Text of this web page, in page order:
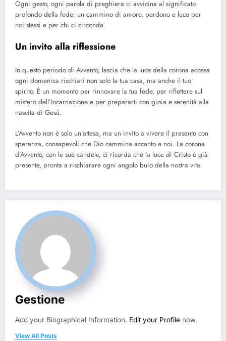
Ogni gesto, ogni parola di preghiera ci avvicina al significato
profondo della fede: un cammino di amore, perdono e luce per
noi stessi e per chi ci circonda.
Un invito alla riflessione
In questo periodo di Avvento, lascia che la luce della corona accesa
ogni domenica rischiari non solo la tua casa, ma anche il tuo
spirito. È un momento per rinnovare la tua fede, per riflettere sul
mistero dell’Incarnazione e per prepararti con gioia e serenità alla
nascita di Gesù.
L’Avvento non è solo un’attesa, ma un invito a vivere il presente con
speranza, consapevoli che Dio cammina accanto a noi. La corona
d’Avvento, con le sue candele, ci ricorda che la luce di Cristo è già
presente, pronta a rischiarare ogni angolo buio della nostra vita.
Gestione
Add your Biographical Information. Edit your Profile now.
View All Posts